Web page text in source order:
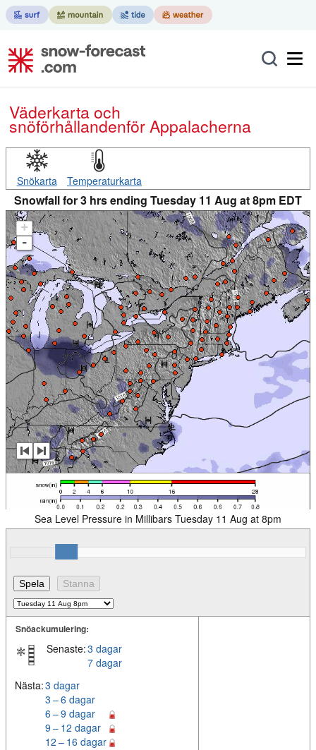
Väderkarta och
snöförhållandenför Appalacherna
Snökarta Temperaturkarta
Snowfall for 3 hrs ending Tuesday 11 Aug at 8pm EDT
+
-
Sea Level Pressure in Millibars Tuesday 11 Aug at 8pm
Snöackumulering:
Senaste:3 dagar
7 dagar
Nästa:3 dagar
3 – 6 dagar
6 – 9 dagar
9 – 12 dagar
12 – 16 dagar